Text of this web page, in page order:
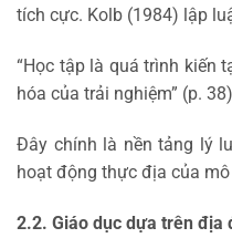
tích cực. Kolb (1984) lập
“Học tập là quá trình kiến
hóa của trải nghiệm” (p.
Đây chính là nền tảng lý
hoạt động thực địa của
2.2. Giáo dục dựa trên địa